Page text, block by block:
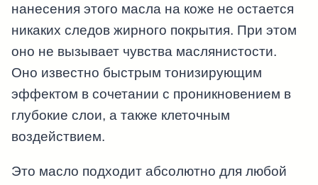
нанесения этого масла на коже не остается
никаких следов жирного покрытия. При этом
оно не вызывает чувства маслянистости.
Оно известно быстрым тонизирующим
эффектом в сочетании с проникновением в
глубокие слои, а также клеточным
воздействием.
Это масло подходит абсолютно для любой